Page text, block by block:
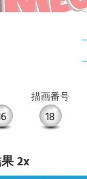
描画番号
18
2x